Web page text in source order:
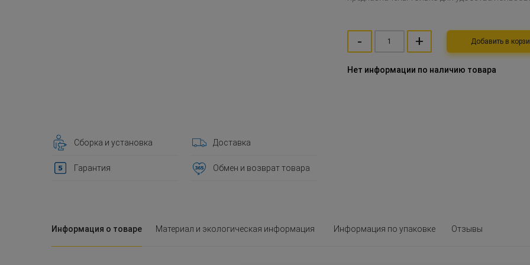
- + Добавить в
Нет информации по наличию товара
Сборка и установка Доставка
Гарантия Обмен и возврат товара
Информация о товаре Материал и экологическая информация Информация по упаковке Отзывы